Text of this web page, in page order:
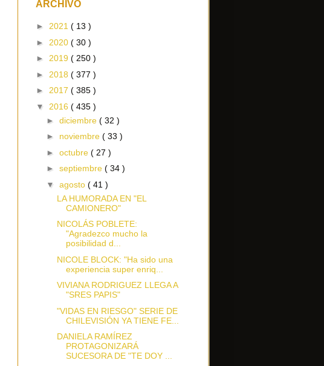
ARCHIVO
► 2021 ( 13 )
► 2020 ( 30 )
► 2019 ( 250 )
► 2018 ( 377 )
► 2017 ( 385 )
▼ 2016 ( 435 )
► diciembre ( 32 )
► noviembre ( 33 )
► octubre ( 27 )
► septiembre ( 34 )
▼ agosto ( 41 )
LA HUMORADA EN "EL
CAMIONERO"
NICOLÁS POBLETE:
"Agradezco mucho la
posibilidad d...
NICOLE BLOCK: "Ha sido una
experiencia super enriq...
VIVIANA RODRIGUEZ LLEGA A
"SRES PAPIS"
"VIDAS EN RIESGO" SERIE DE
CHILEVISIÓN YA TIENE FE...
DANIELA RAMÍREZ
PROTAGONIZARÁ
SUCESORA DE "TE DOY ...